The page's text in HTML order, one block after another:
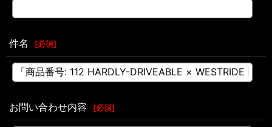
件名 [必須]
お問い合わせ内容 [必須]